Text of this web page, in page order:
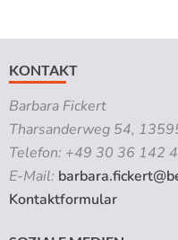
KONTAKT
Barbara Fickert
Tharsanderweg 54,
Telefon: +49 30 36 142
E-Mail:
Kontaktformular